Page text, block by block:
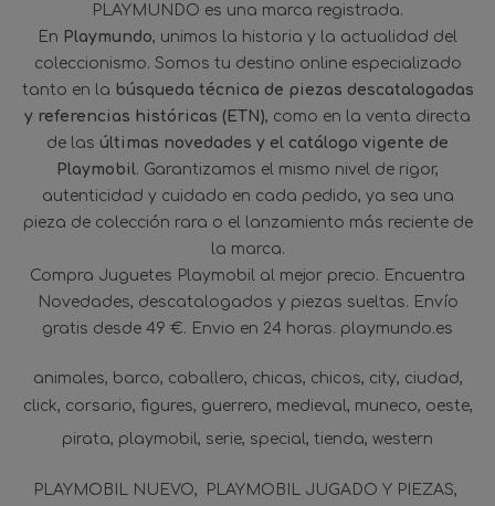
PLAYMUNDO es una marca registrada.
En Playmundo, unimos la historia y la actualidad del
coleccionismo. Somos tu destino online especializado
tanto en la búsqueda técnica de piezas descatalogadas
y referencias históricas (ETN), como en la venta directa
de las últimas novedades y el catálogo vigente de
Playmobil. Garantizamos el mismo nivel de rigor,
autenticidad y cuidado en cada pedido, ya sea una
pieza de colección rara o el lanzamiento más reciente de
la marca.
Compra Juguetes Playmobil al mejor precio. Encuentra
Novedades, descatalogados y piezas sueltas. Envío
gratis desde 49 €. Envio en 24 horas. playmundo.es
animales barco caballero chicas chicos city ciudad
click corsario figures guerrero medieval muneco oeste
pirata playmobil serie special tienda western
PLAYMOBIL NUEVO
PLAYMOBIL JUGADO Y PIEZAS